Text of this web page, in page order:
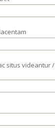
situs videantur /